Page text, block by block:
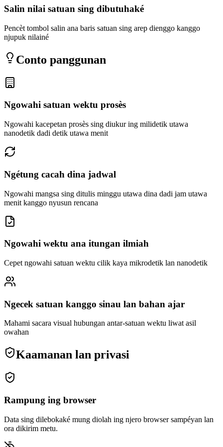
Salin nilai satuan sing dibutuhaké
Pencèt tombol salin ana baris satuan sing arep dienggo kanggo
njupuk nilainé
Conto panggunan
Ngowahi satuan wektu prosès
Ngowahi kacepetan prosès sing diukur ing milidetik utawa
nanodetik dadi detik utawa menit
Ngétung cacah dina jadwal
Ngowahi mangsa sing ditulis minggu utawa dina dadi jam utawa
menit kanggo nyusun rencana
Ngowahi wektu ana itungan ilmiah
Cepet ngowahi satuan wektu cilik kaya mikrodetik lan nanodetik
Ngecek satuan kanggo sinau lan bahan ajar
Mahami sacara visual hubungan antar-satuan wektu liwat asil
owahan
Kaamanan lan privasi
Rampung ing browser
Data sing dilebokaké mung diolah ing njero browser sampéyan lan
ora dikirim metu.